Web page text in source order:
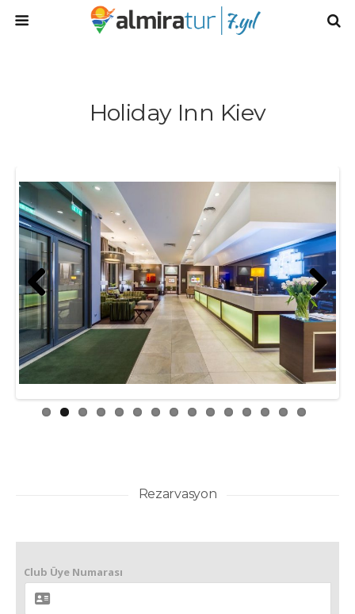
Holiday Inn Kiev
Prev
ious
Next
Rezarvasyon
Club Üye Numarası